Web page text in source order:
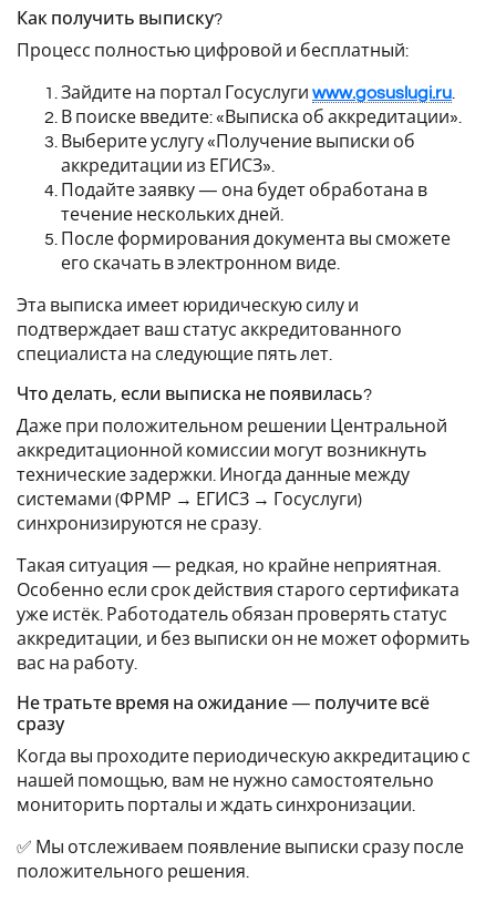
Как получить выписку?
Процесс полностью цифровой и бесплатный:
Зайдите на портал Госуслуги www.gosuslugi.ru
В поиске введите: «Выписка об аккредитации».
Выберите услугу «Получение выписки об
аккредитации из ЕГИСЗ».
Подайте заявку — она будет обработана в
течение нескольких дней.
После формирования документа вы сможете
его скачать в электронном виде.
Эта выписка имеет юридическую силу и
подтверждает ваш статус аккредитованного
специалиста на следующие пять лет.
Что делать, если выписка не появилась?
Даже при положительном решении Центральной
аккредитационной комиссии могут возникнуть
технические задержки. Иногда данные между
системами (ФРМР → ЕГИСЗ → Госуслуги)
синхронизируются не сразу.
Такая ситуация — редкая, но крайне неприятная.
Особенно если срок действия старого сертификата
уже истёк. Работодатель обязан проверять статус
аккредитации, и без выписки он не может оформить
вас на работу.
Не тратьте время на ожидание — получите всё
сразу
Когда вы проходите периодическую аккредитацию с
нашей помощью, вам не нужно самостоятельно
мониторить порталы и ждать синхронизации.
✅ Мы отслеживаем появление выписки сразу после
положительного решения.